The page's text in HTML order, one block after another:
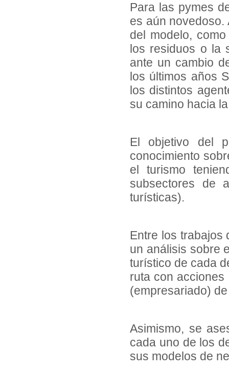
Para las pymes
es aún
del modelo,
los residuos o la
ante un cambio
los últimos años
los distintos
su camino hacia
El objetivo del
conocimiento
el turismo
subsectores de
turísticas).
Entre los trabajos
un análisis sobre
turístico de cada
ruta con
(empresariado)
Asimismo, se
cada uno de los
sus modelos de